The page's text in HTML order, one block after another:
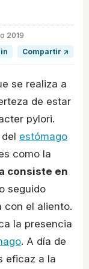
2019
Compartir ↗
se realiza a
de estar
pylori.
estómago
como la
consiste en
seguido
con el aliento.
la presencia
. A día de
eficaz a la